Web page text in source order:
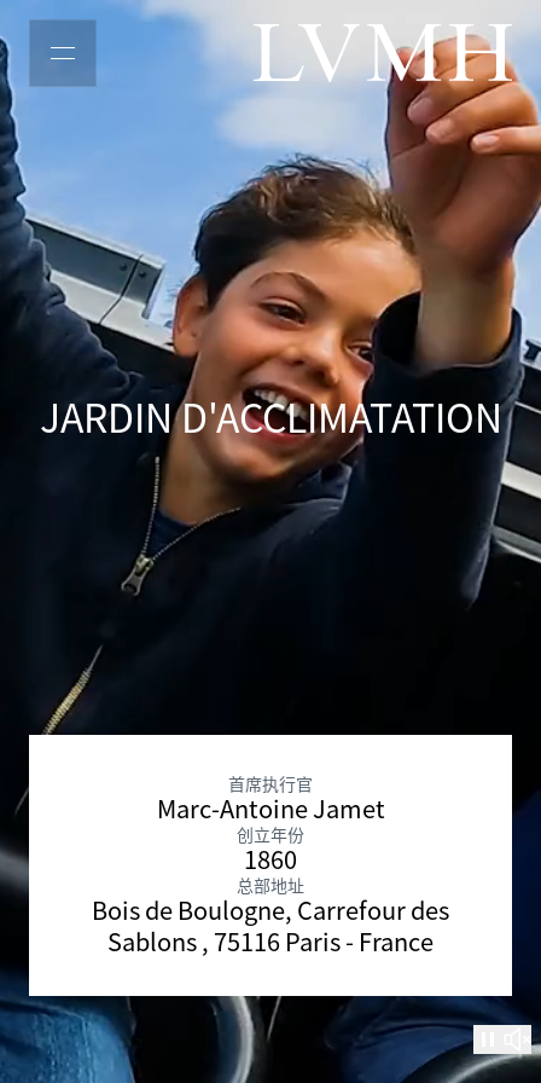
LVMH主页
JARDIN D'ACCLIMATATION
首席执行官
Marc-Antoine Jamet
创立年份
1860
总部地址
Bois de Boulogne, Carrefour des
Sablons , 75116 Paris - France
暂停取